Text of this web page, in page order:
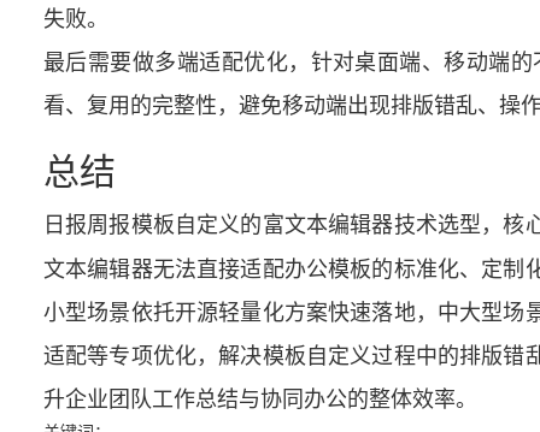
失败。
最后需要做多端适配优化，针对桌面端、移动端
看、复用的完整性，避免移动端出现排版错乱、操
总结
日报周报模板自定义的富文本编辑器技术选型，核
文本编辑器无法直接适配办公模板的标准化、定
小型场景依托开源轻量化方案快速落地，中大型
适配等专项优化，解决模板自定义过程中的排版
升企业团队工作总结与协同办公的整体效率。